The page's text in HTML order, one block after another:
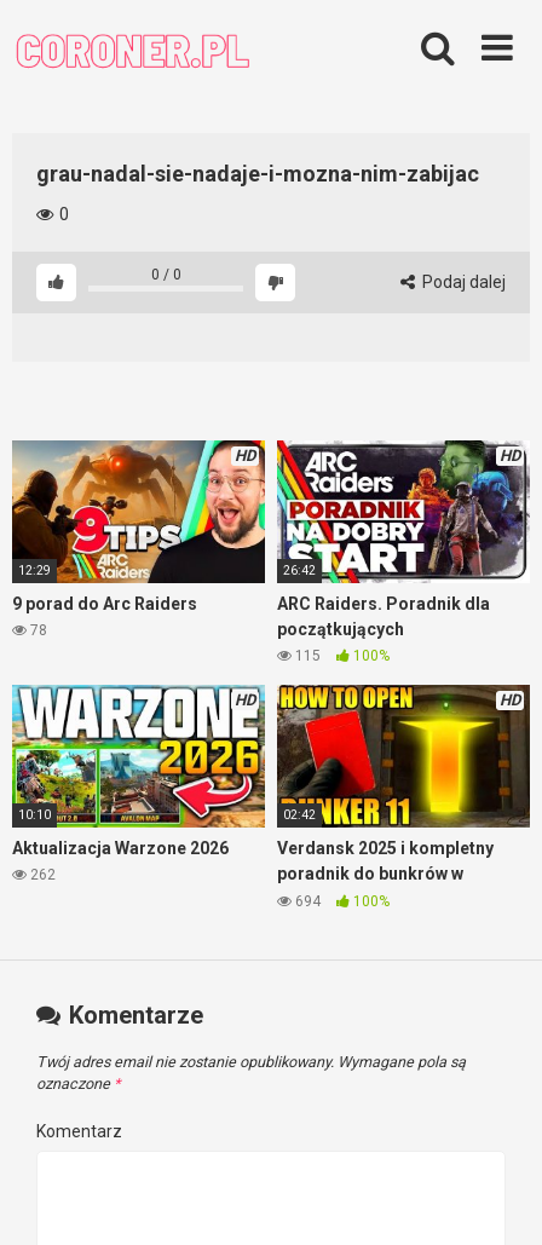
content
grau-nadal-sie-nadaje-i-mozna-nim-zabijac
0
0 / 0 Podaj dalej
HD
12:29
9 porad do Arc Raiders
78
HD
26:42
ARC Raiders. Poradnik dla
początkujących
115 100%
HD
10:10
Aktualizacja Warzone 2026
262
HD
02:42
Verdansk 2025 i kompletny
poradnik do bunkrów w
Warzone
694 100%
Komentarze
Twój adres email nie zostanie opublikowany. Wymagane pola są
oznaczone *
Komentarz